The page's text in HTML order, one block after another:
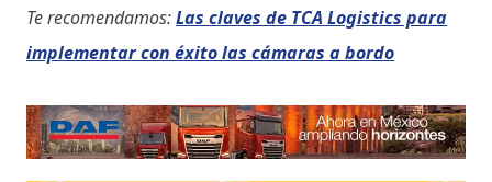
Te recomendamos:Las claves de TCA Logistics para
implementar con éxito las cámaras a bordo